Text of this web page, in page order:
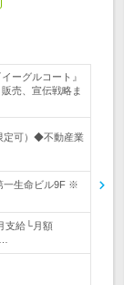
ーグルコート』
売、宣伝戦略ま
定可）◆不動産業
一生命ビル9F ※
支給└月額